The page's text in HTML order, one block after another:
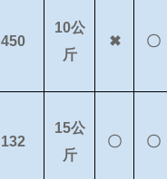
450
10公
斤
✖ 〇
132
15公
斤
〇 〇